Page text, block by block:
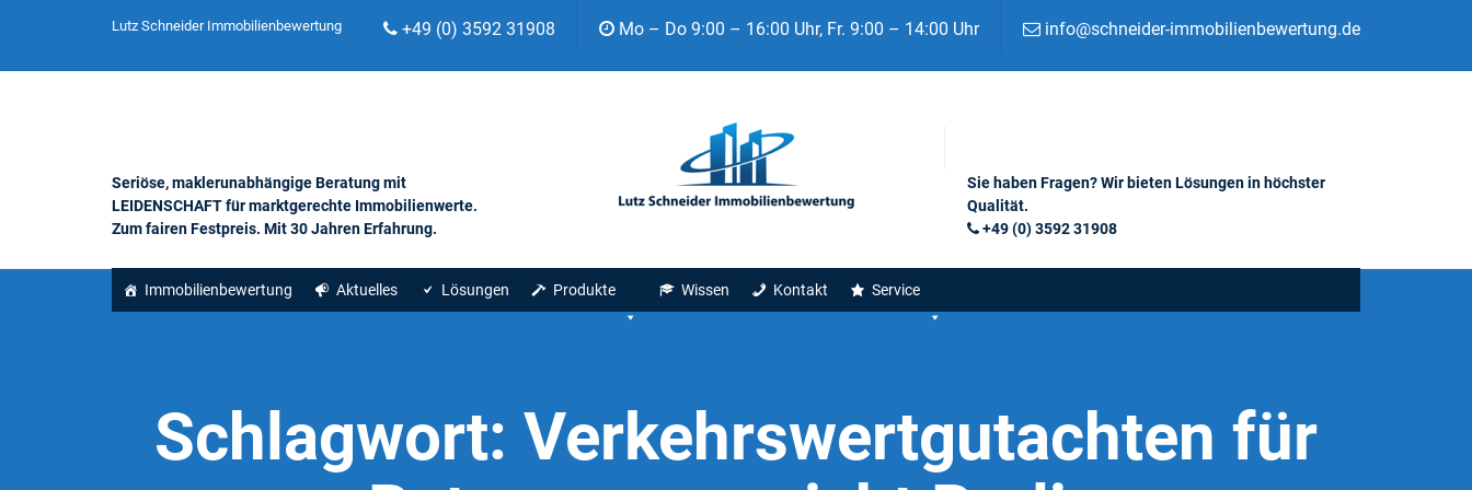
Lutz Schneider Immobilienbewertung +49 (0) 3592 31908 Mo – Do 9:00 – 16:00 Uhr, Fr. 9:00 – 14:00 Uhr info@schneider-immobilienbewertung.de
Seriöse, maklerunabhängige Beratung mit
LEIDENSCHAFT für marktgerechte Immobilienwerte.
Zum fairen Festpreis. Mit 30 Jahren Erfahrung.
Sie haben Fragen? Wir bieten Lösungen in höchster
Qualität.
+49 (0) 3592 31908
Immobilienbewertung Aktuelles Lösungen Produkte Wissen Kontakt Service
Schlagwort: Verkehrswertgutachten für